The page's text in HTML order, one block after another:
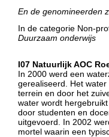
En de genomineerden
In de categorie Non-
Duurzaam onderwijs
I07 Natuurlijk AOC
In 2000 werd een
gerealiseerd. Het
terrein en door het
water wordt
door studenten en
uitgevoerd. In 2002
mortel waarin een